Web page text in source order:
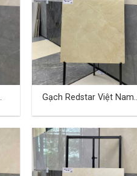
Gạch Redstar Việt Nam